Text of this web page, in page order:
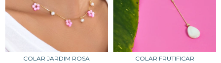
COLAR JARDIM ROSA COLAR FRUTIFICAR